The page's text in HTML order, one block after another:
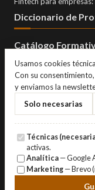
Diccionario de
Catálogo
Usamos cookies
Con su
y enviamos la
Solo necesarias
Técnicas
activas.
Analítica — Google
Marketing — Brevo